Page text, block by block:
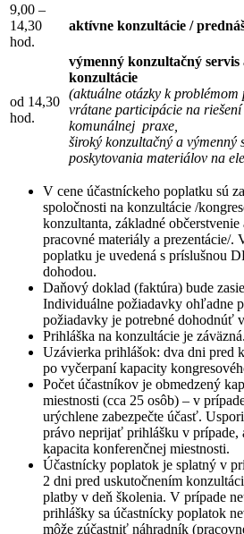
9,00 –
14,30
hod.
aktívne konzultácie /
od 14,30
hod.
výmenný konzultačný
konzultácie
(aktuálne otázky k
vrátane participácie na
komunálnej praxe,
široký konzultačný a výmenný
poskytovania materiálov na
V cene účastníckeho poplatku sú
spoločnosti na konzultácie /
konzultanta, základné
pracovné materiály a prezentácie/.
poplatku je uvedená s príslušnou
dohodou.
Daňový doklad (faktúra) bude
Individuálne požiadavky ohľadne
požiadavky je potrebné dohodnúť
Prihláška na konzultácie je záväzná.
Uzávierka prihlášok: dva dni pred
po vyčerpaní kapacity
Počet účastníkov je obmedzený
miestnosti (cca 25 osôb) – v
urýchlene zabezpečte účasť.
právo neprijať prihlášku v prípade,
kapacita konferenčnej miestnosti.
Účastnícky poplatok je splatný v
2 dni pred uskutočnením
platby v deň školenia. V prípade
prihlášky sa účastnícky poplatok
môže zúčastniť náhradník